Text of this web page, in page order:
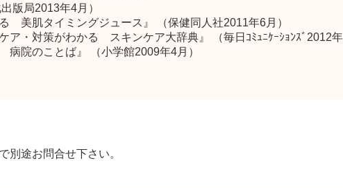
版局2013年4月）
美肌タイミングジュース』 （保健同人社2011年6月）
ア・対策がわかる スキンケア大辞典』 （毎日ｺﾐｭﾆｹｰｼｮﾝｽﾞ2012年
病院のことば』 （小学館2009年4月）
別途お問合せ下さい。